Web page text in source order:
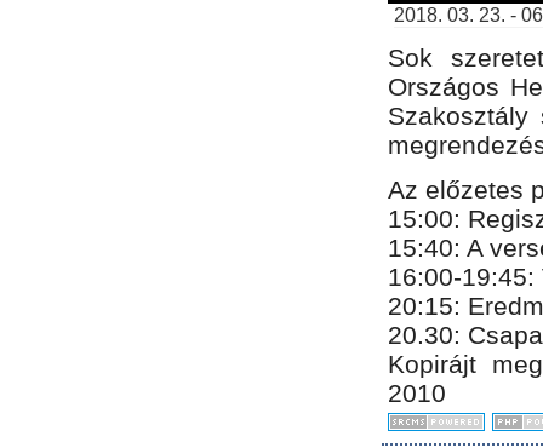
2018. 03. 23. -
Sok
Országos
Az előzetes
15:00:
15:40: A
16:00-19:45:
20:​15​:
​20.30:
Kopirájt
2010